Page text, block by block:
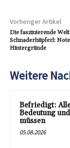
Vorheriger Artikel
Die faszinierende
Schnaderhüpferl:
Hintergründe
Weitere
Befriedigt:
Bedeutung
müssen
05.08.2026